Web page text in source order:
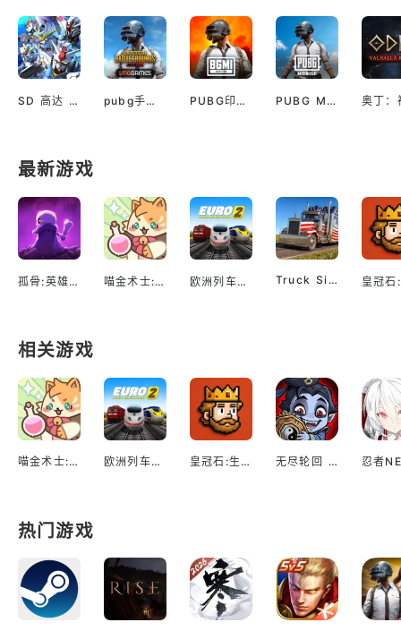
SD 高达 G世代 永恒（国际服） pubg手游越南服最新版 PUBG印服手机安卓版 PUBG M(国际服绝地求生)
最新游戏
孤骨:英雄杀手 喵金术士:猫咪合并大亨 欧洲列车模拟2 Truck Simulator EVO: Drive USA
相关游戏
喵金术士:猫咪合并大亨 欧洲列车模拟2 皇冠石:生存 无尽轮回 鬼域摸金
热门游戏